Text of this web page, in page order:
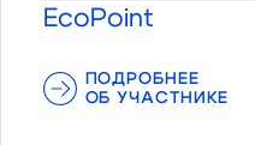
EcoPoint
ПОДРОБНЕЕ
ОБ УЧАСТНИКЕ